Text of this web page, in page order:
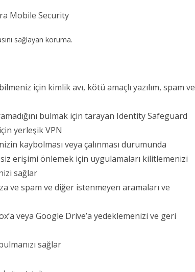
sağlayan koruma.
için kimlik avı, kötü amaçlı yazılım, spam ve
bulmak için tarayan Identity Safeguard
yerleşik VPN
kaybolması veya çalınması durumunda
erişimi önlemek için uygulamaları kilitlemenizi
sağlar
ve spam ve diğer istenmeyen aramaları ve
veya Google Drive’a yedeklemenizi ve geri
sağlar